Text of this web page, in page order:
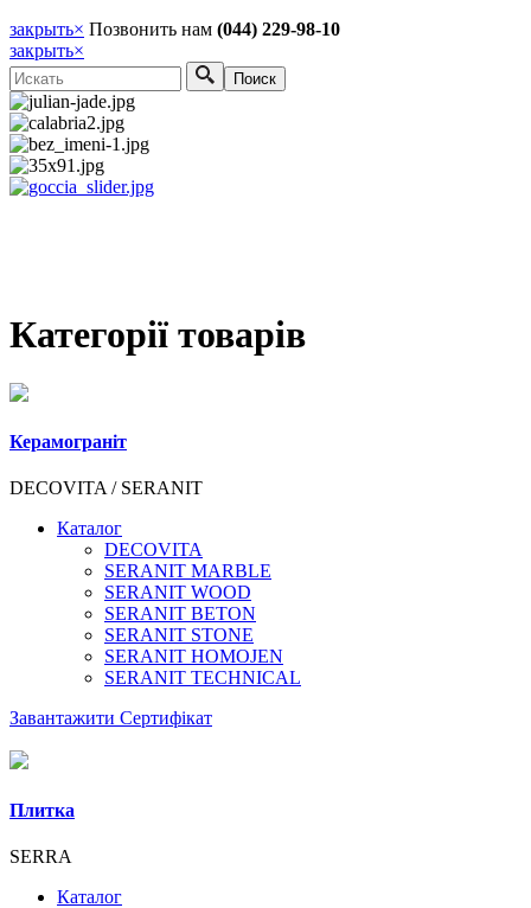
закрыть× Позвонить нам (044) 229-98-10
закрыть×
Форма поиска
Поиск
Категорії товарів
Керамограніт
DECOVITA / SERANIT
Каталог
DECOVITA
SERANIT MARBLE
SERANIT WOOD
SERANIT BETON
SERANIT STONE
SERANIT HOMOJEN
SERANIT TECHNICAL
Завантажити Сертифікат
Плитка
SERRA
Каталог